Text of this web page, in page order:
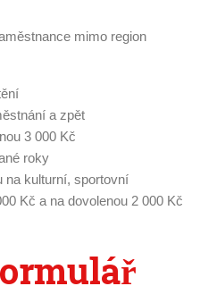
mimo region
a zpět
3 000 Kč
roky
na kulturní, sportovní
Kč a na dovolenou 2 000 Kč